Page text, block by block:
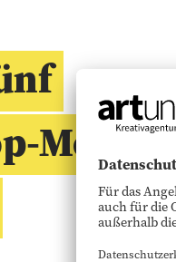
Module